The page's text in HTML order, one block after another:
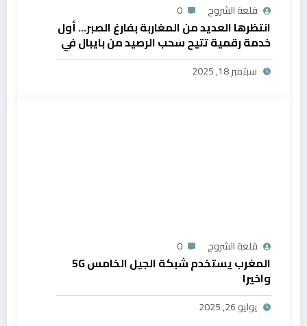
قلعة الشروح 0
انتظرها العديد من المغاربة بفارغ الصبر… أول
خدمة رقمية تتيح سحب الرصيد من بايبال في
المغرب
سبتمبر 18, 2025
قلعة الشروح 0
المغرب يستخدم شبكة الجيل الخامس 5G
واخيرا
يوليو 26, 2025